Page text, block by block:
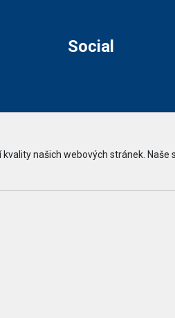
našich webových stránek. Naše
Social